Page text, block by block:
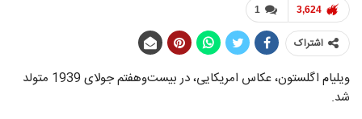
1 3,624
اشتراک
ویلیام اگلستون، عکاس امریکایی، در بیست‌وهفتم جولای 1939 متولد
شد.